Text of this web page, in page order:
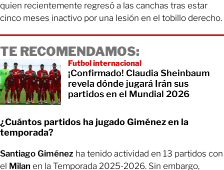
quien recientemente regresó a las canchas tras estar
cinco meses inactivo por una lesión en el tobillo derecho.
TE RECOMENDAMOS:
Futbol internacional
¡Confirmado! Claudia Sheinbaum
revela dónde jugará Irán sus
partidos en el Mundial 2026
¿Cuántos partidos ha jugado Giménez en la
temporada?
Santiago Giménez ha tenido actividad en 13 partidos con
el Milan en la Temporada 2025-2026. Sin embargo,